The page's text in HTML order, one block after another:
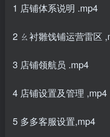
1 店铺体系说明 .mp4
2 ㄠ衬雛饯铺运营雷区
3 店铺领航员 .mp4
4 店铺设置及管理 ,mp4
5 多多客服设置,mp4